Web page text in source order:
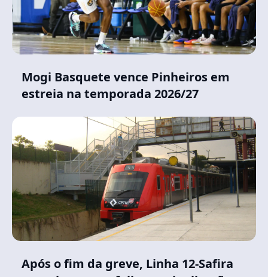
Mogi Basquete vence Pinheiros em
estreia na temporada 2026/27
Após o fim da greve, Linha 12-Safira